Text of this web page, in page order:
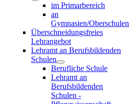
im Primarbereich
an
Gymnasien/Oberschulen
Überschneidungsfreies
Lehrangebot
Lehramt an Berufsbildenden
Schulen
Berufliche Schule
Lehramt an
Berufsbildenden
Schulen -